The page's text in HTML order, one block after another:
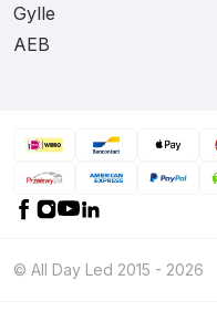
Gylle
AEB
© All Day Led 2015 - 2026